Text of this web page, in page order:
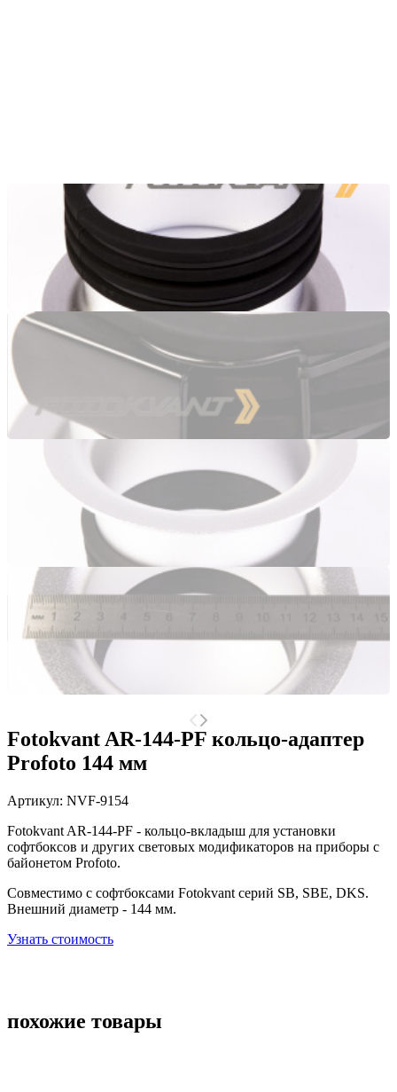
Fotokvant AR-144-PF кольцо-адаптер
Profoto 144 мм
Артикул: NVF-9154
Fotokvant AR-144-PF - кольцо-вкладыш для установки
софтбоксов и других световых модификаторов на приборы с
байонетом Profoto.
Совместимо с софтбоксами Fotokvant cерий SB, SBE, DKS.
Внешний диаметр - 144 мм.
Узнать стоимость
похожие товары